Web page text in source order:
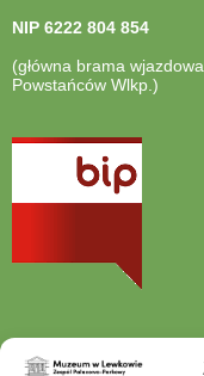
NIP 6222 804 854
(główna brama
Powstańców Wlkp.)
otwiera
nowej